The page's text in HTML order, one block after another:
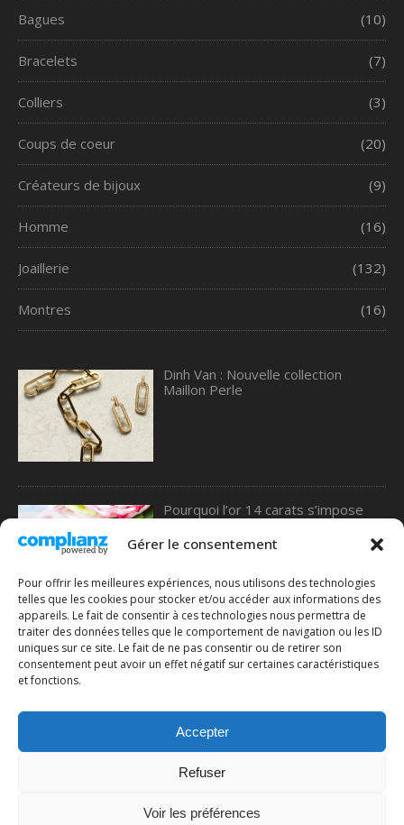
Gérer le consentement
Pour offrir les meilleures expériences, nous utilisons des technologies
telles que les cookies pour stocker et/ou accéder aux informations des
appareils. Le fait de consentir à ces technologies nous permettra de
traiter des données telles que le comportement de navigation ou les ID
uniques sur ce site. Le fait de ne pas consentir ou de retirer son
consentement peut avoir un effet négatif sur certaines caractéristiques
et fonctions.
Accepter
Refuser
Voir les préférences
Bagues (10)
Bracelets (7)
Colliers (3)
Coups de coeur (20)
Créateurs de bijoux (9)
Homme (16)
Joaillerie (132)
Montres (16)
Dinh Van : Nouvelle collection
Maillon Perle
Pourquoi l’or 14 carats s’impose
comme le meilleur choix pour les
alliances, selon une étude de 77
Diamonds
Comment choisir une bague en or :
le guide complet pour ne pas se
tromper